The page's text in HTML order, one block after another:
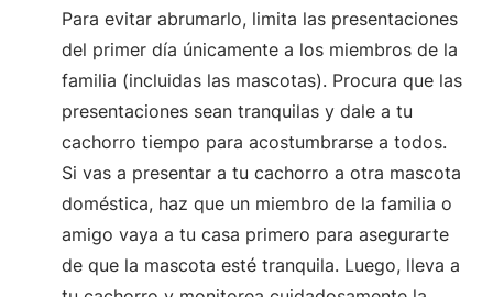
Para evitar abrumarlo, limita las presentaciones
del primer día únicamente a los miembros de la
familia (incluidas las mascotas). Procura que las
presentaciones sean tranquilas y dale a tu
cachorro tiempo para acostumbrarse a todos.
Si vas a presentar a tu cachorro a otra mascota
doméstica, haz que un miembro de la familia o
amigo vaya a tu casa primero para asegurarte
de que la mascota esté tranquila. Luego, lleva a